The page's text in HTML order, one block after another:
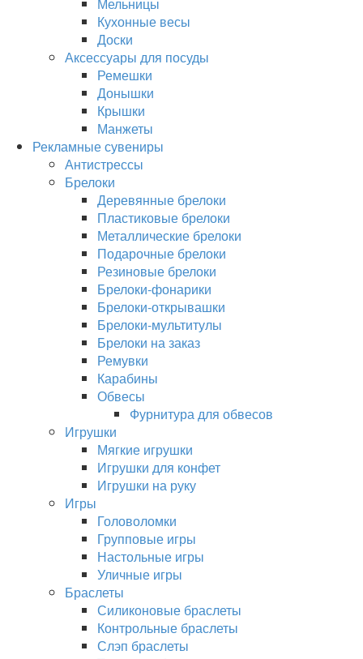
Кухонные весы
Доски
Аксессуары для посуды
Ремешки
Донышки
Крышки
Манжеты
Рекламные сувениры
Антистрессы
Брелоки
Деревянные брелоки
Пластиковые брелоки
Металлические брелоки
Подарочные брелоки
Резиновые брелоки
Брелоки-фонарики
Брелоки-открывашки
Брелоки-мультитулы
Брелоки на заказ
Ремувки
Карабины
Обвесы
Фурнитура для обвесов
Игрушки
Мягкие игрушки
Игрушки для конфет
Игрушки на руку
Игры
Головоломки
Групповые игры
Настольные игры
Уличные игры
Браслеты
Силиконовые браслеты
Контрольные браслеты
Слэп браслеты